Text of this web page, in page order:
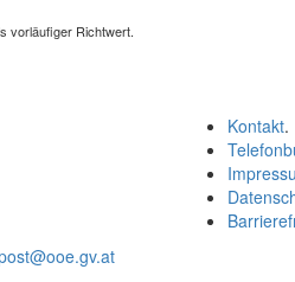
vorläufiger Richtwert.
Kontakt.